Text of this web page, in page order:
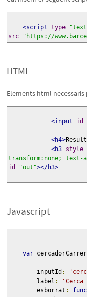
<script type=
src="https://
HTML
Elements html
<input id=
<h4>
<h3 style=
transform:none;
id="out"></h3>
Javascript
var
        inputId
:
        label
:
        esborrat
: